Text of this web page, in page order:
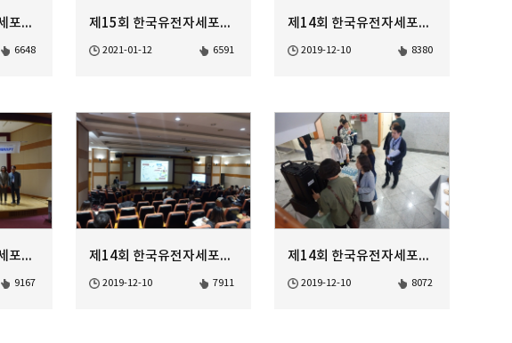
제15회 한국유전자세포치료학회 정기학술대회
6648
제15회 한국유전자세포치료학회 정기학술대회
2021-01-12 6591
제14회 한국유전자세포치료학회 정기학술대회 Closing Remark
2019-12-10 8380
제14회 한국유전자세포치료학회 정기학술대회 Poster Award-1
9167
제14회 한국유전자세포치료학회 정기학술대회 Gene based Stem Ce...
2019-12-10 7911
제14회 한국유전자세포치료학회 정기학술대회 Coffee Break
2019-12-10 8072